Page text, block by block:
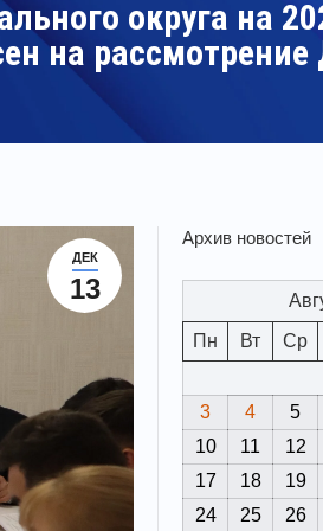
округа на
на
ДЕК
13
Архив новостей
Пн
Вт Ср
3
4 5
10
11 12
17
18 19
24
25 26